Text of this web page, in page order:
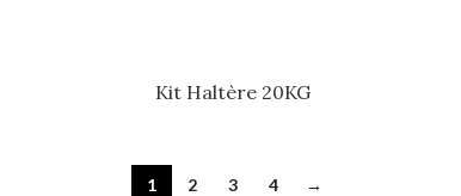
Kit Haltère 20KG
1 2 3 4 →